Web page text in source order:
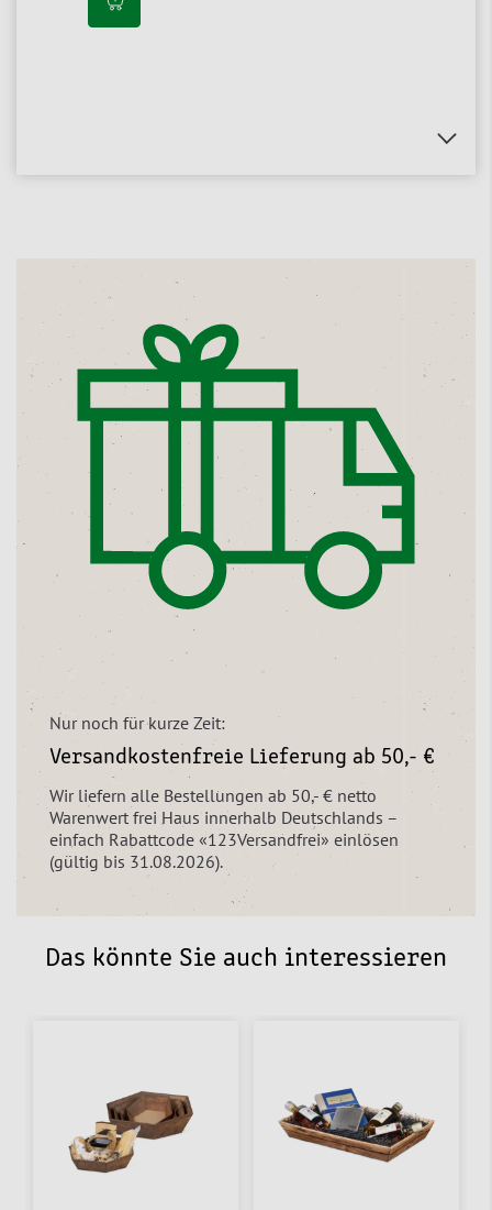
Nur noch für kurze Zeit:
Versandkostenfreie Lieferung ab 50,- €
Wir liefern alle Bestellungen ab 50,- € netto
Warenwert frei Haus innerhalb Deutschlands –
einfach Rabattcode «123Versandfrei» einlösen
(gültig bis 31.08.2026).
Das könnte Sie auch interessieren